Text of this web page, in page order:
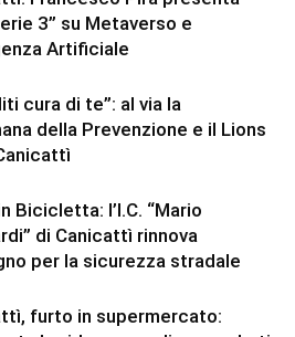
3” su Metaverso e
Artificiale
cura di te”: al via la
della Prevenzione e il Lions
Bicicletta: l’I.C. “Mario
di Canicattì rinnova
per la sicurezza stradale
furto in supermercato: